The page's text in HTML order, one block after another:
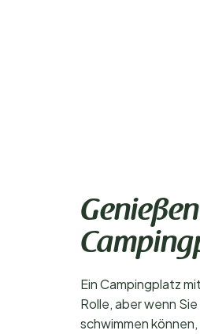
Ein Campingplatz
Rolle, aber wenn
schwimmen